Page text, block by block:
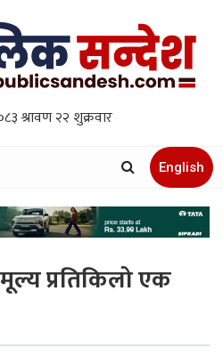
English
प्रतिकिलो एक